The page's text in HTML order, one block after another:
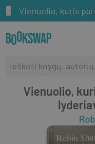
Vienuolio,